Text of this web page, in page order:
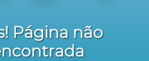
Página não